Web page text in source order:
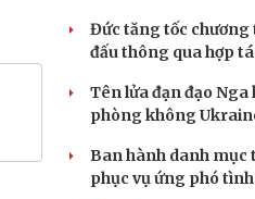
Đức tăng tốc chương
đấu thông qua hợp
Tên lửa đạn đạo
phòng không
Ban hành danh
phục vụ ứng phó